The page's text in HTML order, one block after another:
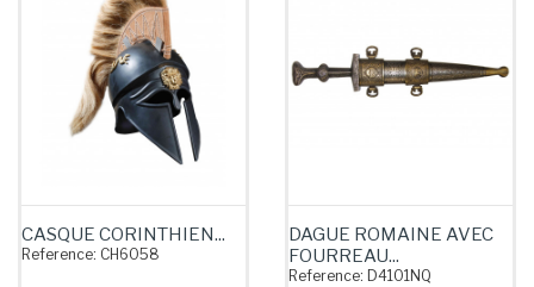
CASQUE CORINTHIEN...
Reference: CH6058
DAGUE ROMAINE AVEC
FOURREAU...
Reference: D4101NQ